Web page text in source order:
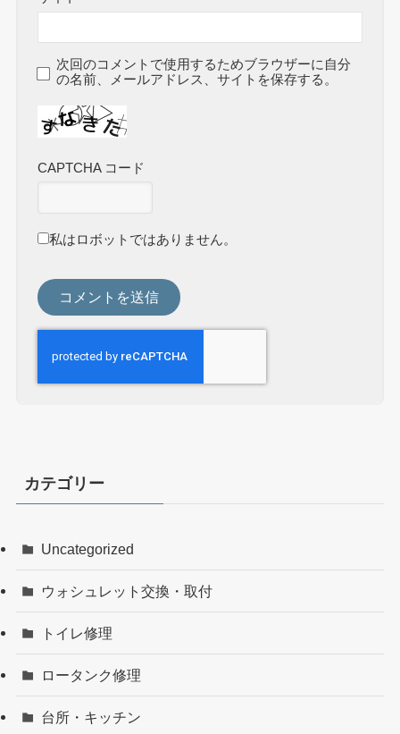
次回のコメントで使用するためブラウザーに自分
の名前、メールアドレス、サイトを保存する。
CAPTCHA コード
私はロボットではありません。
カテゴリー
Uncategorized
ウォシュレット交換・取付
トイレ修理
ロータンク修理
台所・キッチン